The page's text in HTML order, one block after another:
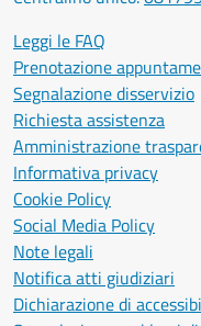
Leggi le FAQ
Prenotazione
Segnalazione disservizio
Richiesta assistenza
Amministrazione
Informativa privacy
Cookie Policy
Social Media Policy
Note legali
Notifica atti giudiziari
Dichiarazione di